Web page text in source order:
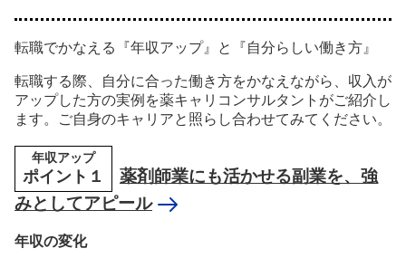
転職でかなえる『年収アップ』と『自分らしい働き方』
転職する際、自分に合った働き方をかなえながら、収入が
アップした方の実例を薬キャリコンサルタントがご紹介し
ます。ご自身のキャリアと照らし合わせてみてください。
年収アップ
ポイント１
薬剤師業にも活かせる副業を、強
みとしてアピール
年収の変化